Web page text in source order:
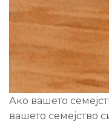
Ако вашето
вашето семејство